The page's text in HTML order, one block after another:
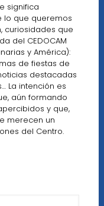
significa
lo que queremos
curiosidades que
del CEDOCAM
y América):
de fiestas de
destacadas
La intención es
aún formando
y que,
merecen un
del Centro.